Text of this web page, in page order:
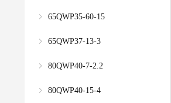
65QWP35-60-15
65QWP37-13-3
80QWP40-7-2.2
80QWP40-15-4